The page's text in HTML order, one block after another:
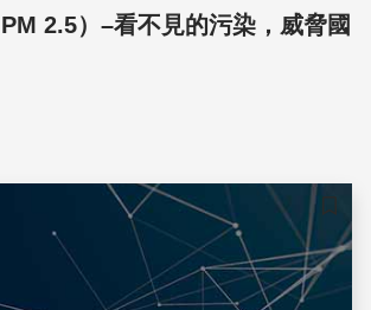
2.5）–看不見的污染，威脅國
儲存